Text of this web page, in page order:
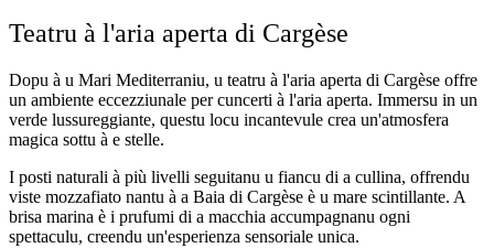
Teatru à l'aria aperta di Cargèse
Dopu à u Mari Mediterraniu, u teatru à l'aria aperta di Cargèse offre
un ambiente eccezziunale per cuncerti à l'aria aperta. Immersu in un
verde lussureggiante, questu locu incantevule crea un'atmosfera
magica sottu à e stelle.
I posti naturali à più livelli seguitanu u fiancu di a cullina, offrendu
viste mozzafiato nantu à a Baia di Cargèse è u mare scintillante. A
brisa marina è i prufumi di a macchia accumpagnanu ogni
spettaculu, creendu un'esperienza sensoriale unica.